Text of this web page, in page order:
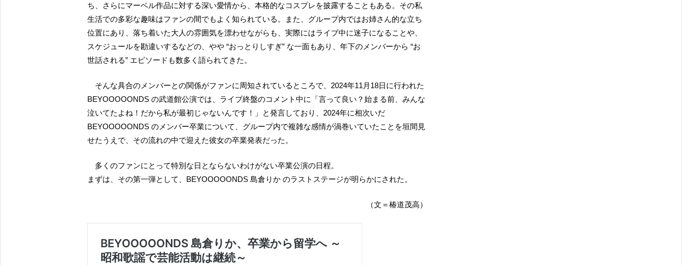
ち、さらにマーベル作品に対する深い愛情から、本格的なコスプレを披露することもある。その私
生活での多彩な趣味はファンの間でもよく知られている。また、グループ内ではお姉さん的な立ち
位置にあり、落ち着いた大人の雰囲気を漂わせながらも、実際にはライブ中に迷子になることや、
スケジュールを勘違いするなどの、やや “おっとりしすぎ” な一面もあり、年下のメンバーから “お
世話される” エピソードも数多く語られてきた。
そんな具合のメンバーとの関係がファンに周知されているところで、2024年11月18日に行われた
BEYOOOOONDS の武道館公演では、ライブ終盤のコメント中に「言って良い？始まる前、みんな
泣いてたよね！だから私が最初じゃないんです！」と発言しており、2024年に相次いだ
BEYOOOOONDS のメンバー卒業について、グループ内で複雑な感情が渦巻いていたことを垣間見
せたうえで、その流れの中で迎えた彼女の卒業発表だった。
多くのファンにとって特別な日とならないわけがない卒業公演の日程。
まずは、その第一弾として、BEYOOOOONDS 島倉りか のラストステージが明らかにされた。
（文＝椿道茂高）